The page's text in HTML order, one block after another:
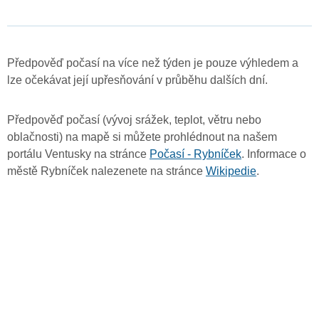
Předpověď počasí na více než týden je pouze výhledem a
lze očekávat její upřesňování v průběhu dalších dní.
Předpověď počasí (vývoj srážek, teplot, větru nebo
oblačnosti) na mapě si můžete prohlédnout na našem
portálu Ventusky na stránce Počasí - Rybníček. Informace o
městě Rybníček nalezenete na stránce Wikipedie.